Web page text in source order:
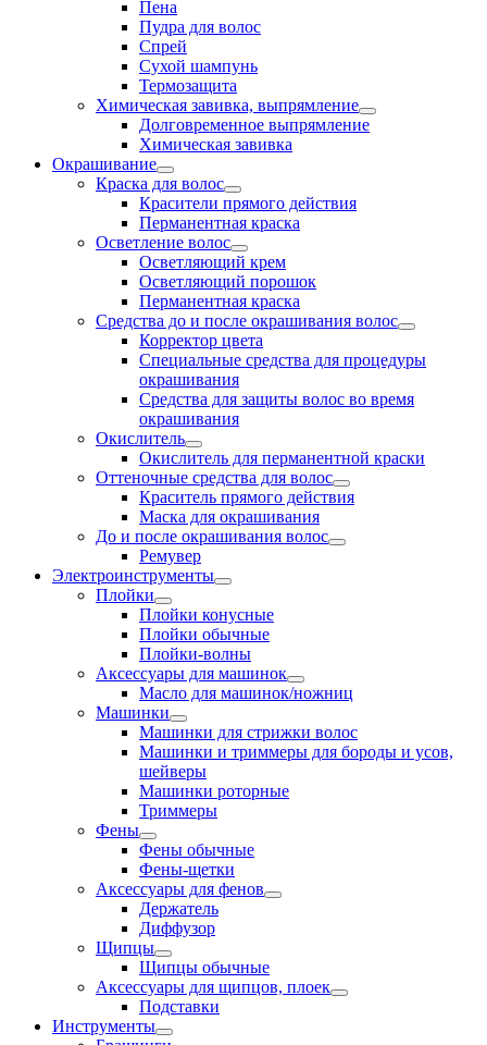
Пена
Пудра для волос
Спрей
Сухой шампунь
Термозащита
Химическая завивка, выпрямление
Долговременное выпрямление
Химическая завивка
Окрашивание
Краска для волос
Красители прямого действия
Перманентная краска
Осветление волос
Осветляющий крем
Осветляющий порошок
Перманентная краска
Средства до и после окрашивания волос
Корректор цвета
Специальные средства для процедуры
окрашивания
Средства для защиты волос во время
окрашивания
Окислитель
Окислитель для перманентной краски
Оттеночные средства для волос
Краситель прямого действия
Маска для окрашивания
До и после окрашивания волос
Ремувер
Электроинструменты
Плойки
Плойки конусные
Плойки обычные
Плойки-волны
Аксессуары для машинок
Масло для машинок/ножниц
Машинки
Машинки для стрижки волос
Машинки и триммеры для бороды и усов,
шейверы
Машинки роторные
Триммеры
Фены
Фены обычные
Фены-щетки
Аксессуары для фенов
Держатель
Диффузор
Щипцы
Щипцы обычные
Аксессуары для щипцов, плоек
Подставки
Инструменты